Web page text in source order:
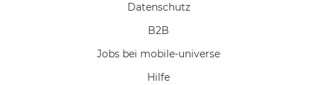
Datenschutz
B2B
Jobs bei mobile-universe
Hilfe